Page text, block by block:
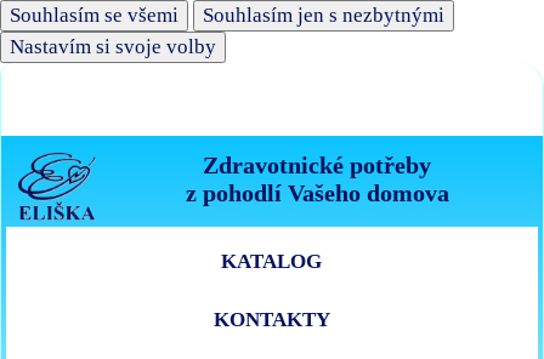
Souhlasím se všemi
Souhlasím jen s nezbytnými
Nastavím si svoje volby
Zdravotnické potřeby
z pohodlí Vašeho domova
KATALOG
KONTAKTY